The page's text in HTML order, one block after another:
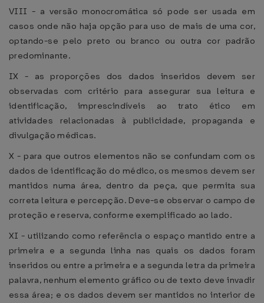
VIII - a versão monocromática só pode ser usada em
casos onde não haja opção para uso de mais de uma cor,
optando-se pelo preto ou branco ou outra cor padrão
predominante.
IX - as proporções dos dados inseridos devem ser
observadas com critério para assegurar sua leitura e
identificação, imprescindíveis ao trato ético em
atividades relacionadas à publicidade, propaganda e
divulgação médicas.
X - para que outros elementos não se confundam com os
dados de identificação do médico, os mesmos devem ser
mantidos numa área, dentro da peça, que permita sua
correta leitura e percepção. Deve-se observar o campo de
proteção e reserva, conforme exemplificado ao lado.
XI - utilizando como referência o espaço mantido entre a
primeira e a segunda linha nas quais os dados foram
inseridos ou entre a primeira e a segunda letra da primeira
palavra, nenhum elemento gráfico ou de texto deve invadir
essa área; e os dados devem ser mantidos no interior de